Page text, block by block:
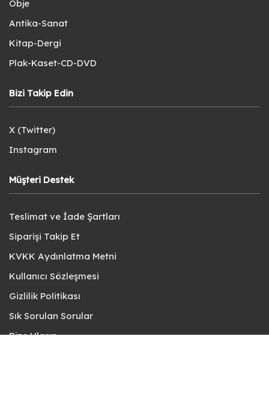
Obje
Antika-Sanat
Kitap-Dergi
Plak-Kaset-CD-DVD
Bizi Takip Edin
X (Twitter)
Instagram
Müşteri Destek
Teslimat ve İade Şartları
Siparişi Takip Et
KVKK Aydınlatma Metni
Kullanıcı Sözleşmesi
Gizlilik Politikası
Sık Sorulan Sorular
Bize Ulaşın